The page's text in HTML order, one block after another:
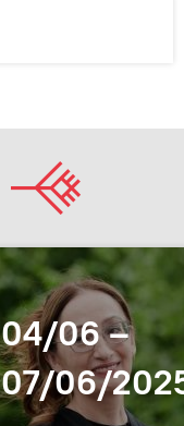
04/06 –
07/06/